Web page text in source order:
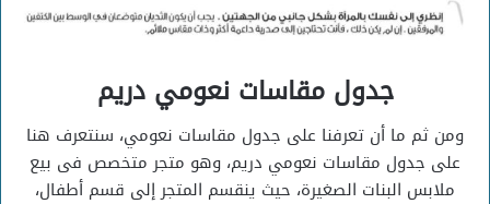
جدول مقاسات نعومي دريم
ومن ثم ما أن تعرفنا على جدول مقاسات نعومي، سنتعرف هنا
على جدول مقاسات نعومي دريم، وهو متجر متخصص فى بيع
ملابس البنات الصغيرة، حيث ينقسم المتجر إلى قسم أطفال،